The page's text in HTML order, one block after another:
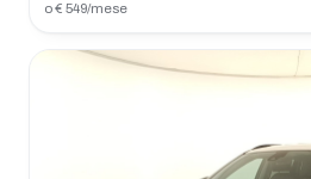
o € 549/mese